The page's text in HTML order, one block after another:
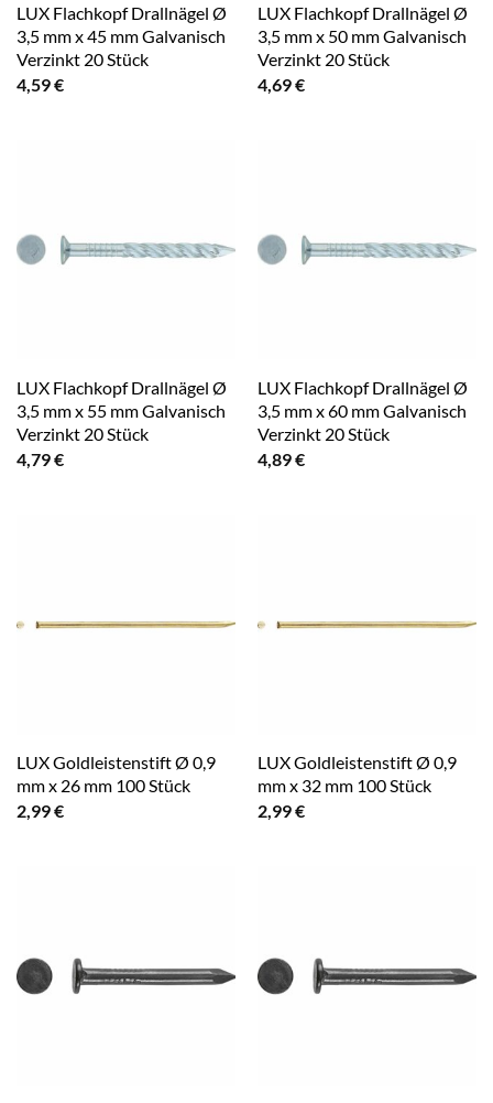
LUX Flachkopf Drallnägel Ø
3,5 mm x 45 mm Galvanisch
Verzinkt 20 Stück
4,59€
LUX Flachkopf Drallnägel Ø
3,5 mm x 50 mm Galvanisch
Verzinkt 20 Stück
4,69€
LUX Flachkopf Drallnägel Ø
3,5 mm x 55 mm Galvanisch
Verzinkt 20 Stück
4,79€
LUX Flachkopf Drallnägel Ø
3,5 mm x 60 mm Galvanisch
Verzinkt 20 Stück
4,89€
LUX Goldleistenstift Ø 0,9
mm x 26 mm 100 Stück
2,99€
LUX Goldleistenstift Ø 0,9
mm x 32 mm 100 Stück
2,99€